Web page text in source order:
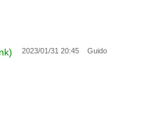
2023/01/31 20:45 Guido